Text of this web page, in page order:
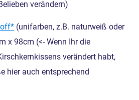
verändern)
(unifarben, z.B. naturweiß oder
x 98cm (<- Wenn Ihr die
verändert habt,
hier auch entsprechend